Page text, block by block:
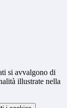
si avvalgono di
illustrate nella